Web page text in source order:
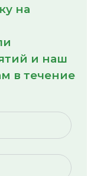
на
и наш
в течение